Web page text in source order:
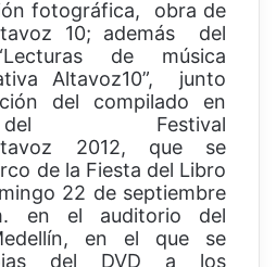
fotográfica, obra de
10; además del
de música
Altavoz10”, junto
del compilado en
Festival
2012, que se
de la Fiesta del Libro
22 de septiembre
en el auditorio del
en el que se
del DVD a los